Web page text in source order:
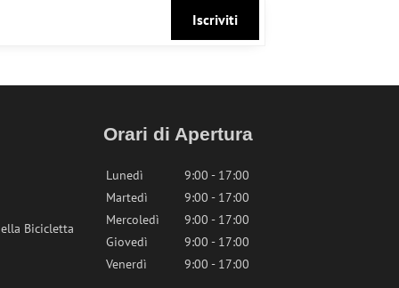
Iscriviti
Bicicletta
Orari di Apertura
Lunedì
9:00 - 17:00
Martedì
9:00 - 17:00
Mercoledì
9:00 - 17:00
Giovedì
9:00 - 17:00
Venerdì
9:00 - 17:00